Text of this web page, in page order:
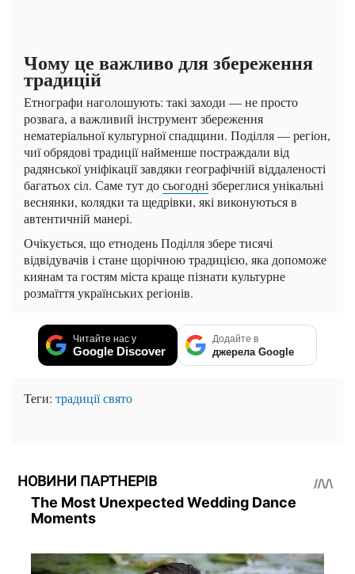
Чому це важливо для збереження
традицій
Етнографи наголошують: такі заходи — не просто
розвага, а важливий інструмент збереження
нематеріальної культурної спадщини. Поділля — регіон,
чиї обрядові традиції найменше постраждали від
радянської уніфікації завдяки географічній віддаленості
багатьох сіл. Саме тут досьогодні збереглися унікальні
веснянки, колядки та щедрівки, які виконуються в
автентичній манері.
Очікується, що етнодень Поділля збере тисячі
відвідувачів і стане щорічною традицією, яка допоможе
киянам та гостям міста краще пізнати культурне
розмаїття українських регіонів.
Читайте нас у
Google Discover
Додайте в
джерела Google
Теги: традиціїсвято
НОВИНИ ПАРТНЕРІВ
The Most Unexpected Wedding Dance
Moments